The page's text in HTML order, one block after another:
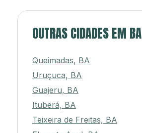
OUTRAS CIDADES EM BA
Queimadas, BA
Uruçuca, BA
Guajeru, BA
Ituberá, BA
Teixeira de Freitas, BA